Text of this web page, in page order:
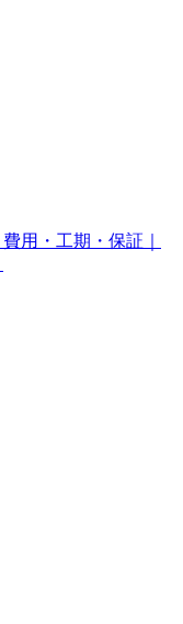
用・工期・保証｜